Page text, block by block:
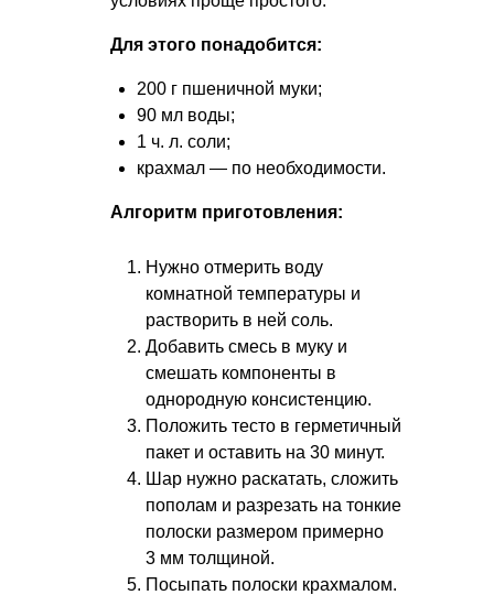
Для этого понадобится:
200 г пшеничной муки;
90 мл воды;
1 ч. л. соли;
крахмал — по необходимости.
Алгоритм приготовления:
Нужно отмерить воду
комнатной температуры и
растворить в ней соль.
Добавить смесь в муку и
смешать компоненты в
однородную консистенцию.
Положить тесто в герметичный
пакет и оставить на 30 минут.
Шар нужно раскатать, сложить
пополам и разрезать на тонкие
полоски размером примерно
3 мм толщиной.
Посыпать полоски крахмалом.